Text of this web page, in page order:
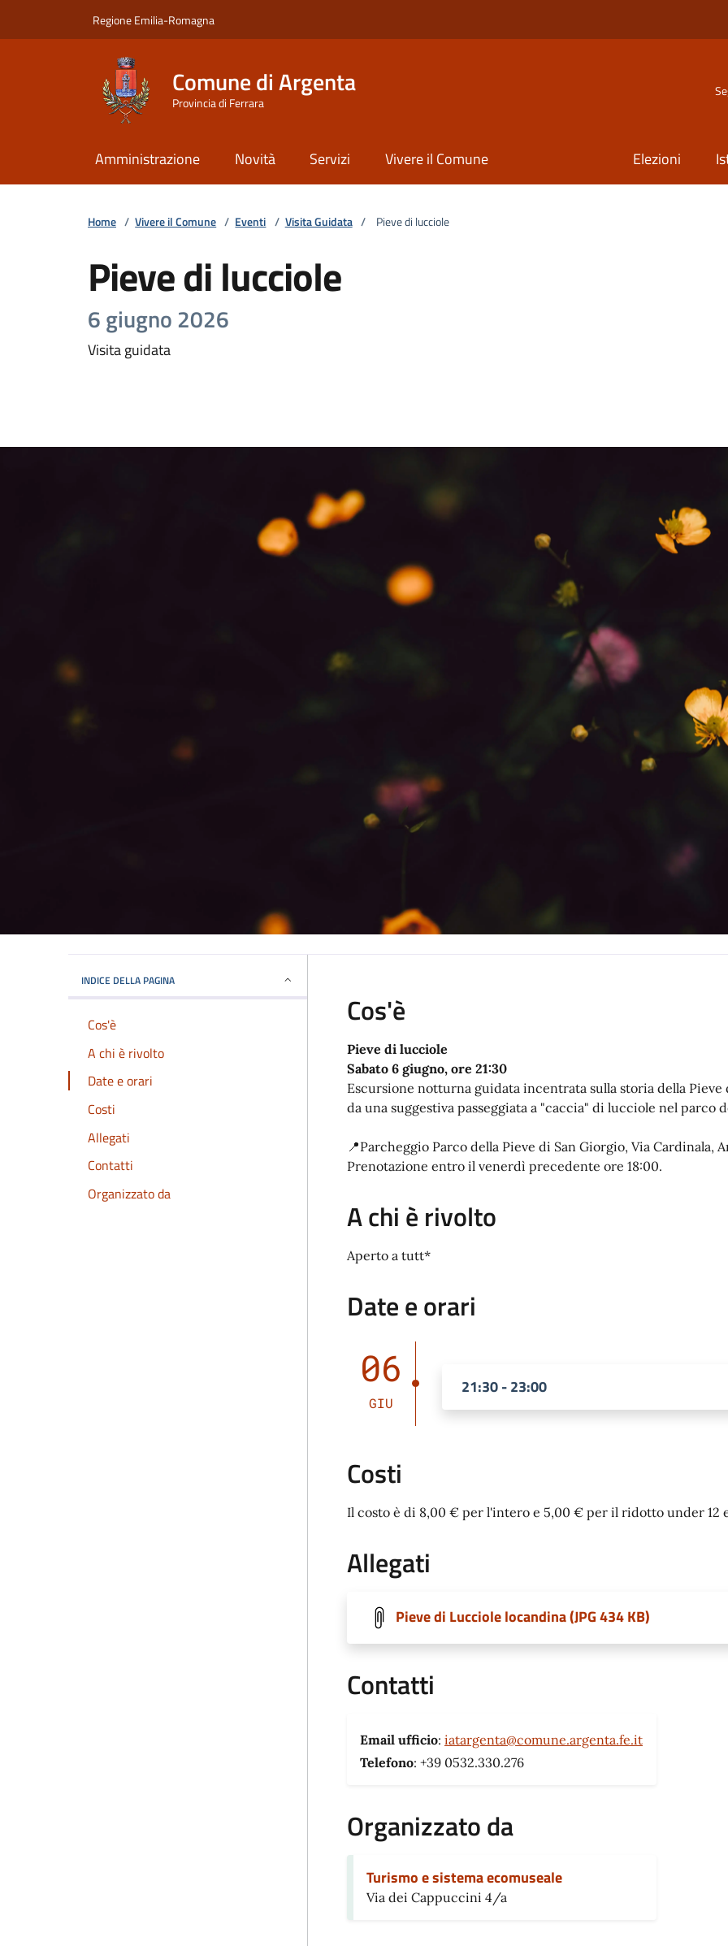
Regione Emilia-Romagna
Comune di Argenta
Provincia di Ferrara
Amministrazione Novità Servizi Vivere il Comune Elezioni
Home / Vivere il Comune / Eventi / Visita Guidata / Pieve di lucciole
Pieve di lucciole
6 giugno 2026
Visita guidata
INDICE DELLA PAGINA
Cos'è
A chi è rivolto
Date e orari
Costi
Allegati
Contatti
Organizzato da
Cos'è
Pieve di lucciole
Sabato 6 giugno, ore 21:30
Escursione notturna guidata incentrata sulla storia della Pieve
da una suggestiva passeggiata a "caccia" di lucciole nel parco
📍Parcheggio Parco della Pieve di San Giorgio, Via
Prenotazione entro il venerdì precedente ore 18:00.
A chi è rivolto
Aperto a tutt*
Date e orari
06
GIU
21:30 - 23:00
Costi
Il costo è di 8,00 € per l'intero e 5,00 € per il ridotto under 12
Allegati
Pieve di Lucciole locandina (JPG 434 KB)
Contatti
Email ufficio: iatargenta@comune.argenta.fe.it
Telefono: +39 0532.330.276
Organizzato da
Turismo e sistema ecomuseale
Via dei Cappuccini 4/a